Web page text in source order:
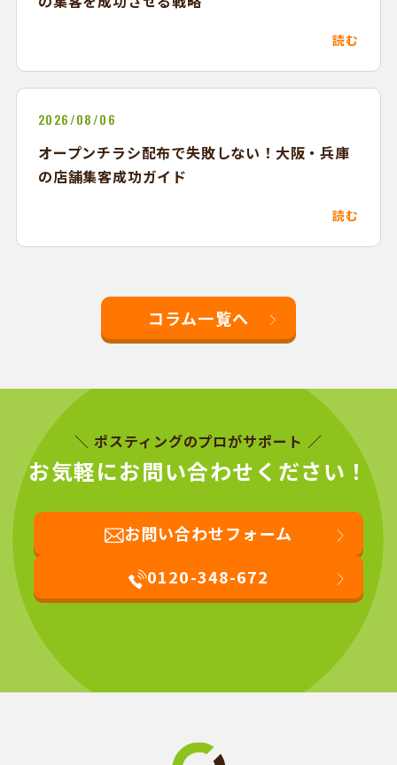
読む
2026/08/06
オープンチラシ配布で失敗しない！大阪・兵庫
の店舗集客成功ガイド
読む
コラム一覧へ
＼ ポスティングのプロがサポート ／
お気軽にお問い合わせください！
お問い合わせフォーム
0120-348-672